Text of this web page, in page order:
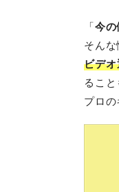
「今
そん
ビデ
ること
プロ